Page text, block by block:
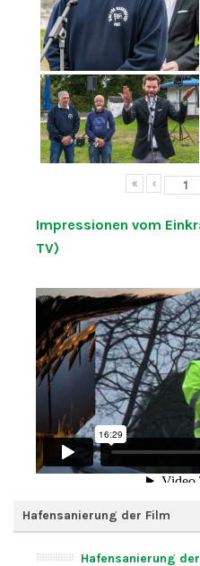
« ‹
Impressionen vom
TV)
Hafensanierung der Film
Hafensanierung